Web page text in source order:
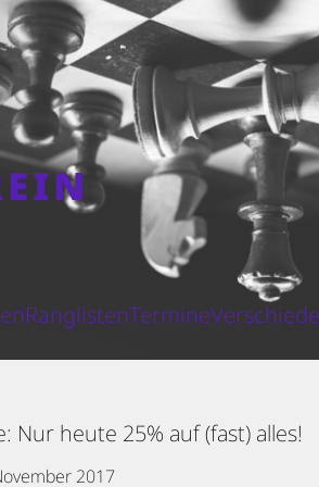
RanglistenTermine
Nur heute 25% auf (fast) alles!
2017